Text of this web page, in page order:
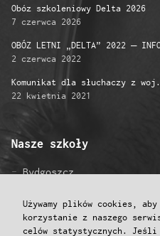
Używamy plików cookies,
korzystanie z naszego
celów statystycznych.
Obóz szkoleniowy Delta 2026
7 czerwca 2026
OBÓZ LETNI „DELTA” 2022 –
2 czerwca 2022
Komunikat dla słuchaczy z
22 kwietnia 2021
Nasze szkoły
Bydgoszcz
Grudziądz
Inowrocław